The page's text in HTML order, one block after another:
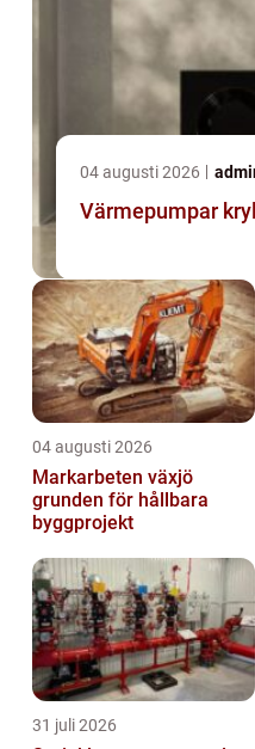
04 augusti 2026
Värmepumpar
04 augusti 2026
Markarbeten växjö
grunden för hållbara
byggprojekt
31 juli 2026